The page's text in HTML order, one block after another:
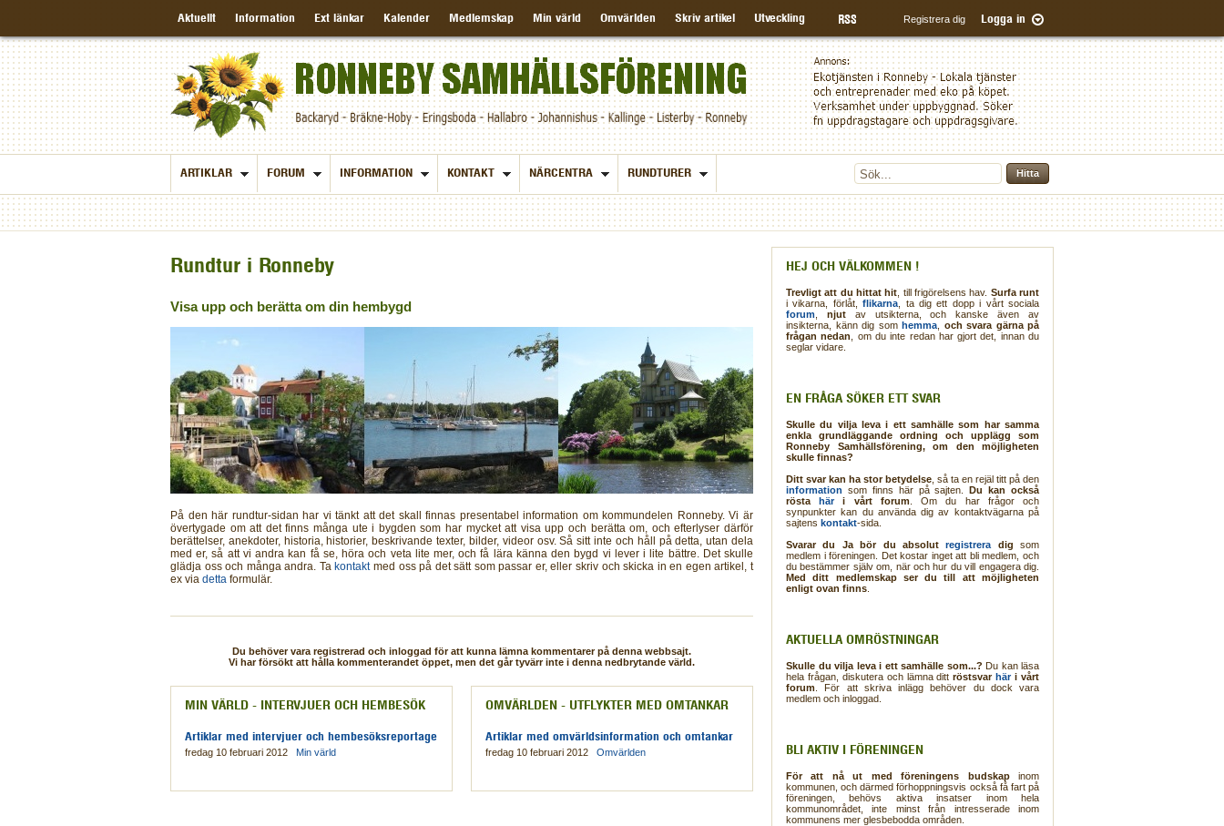
Aktuellt Information Ext länkar Kalender Medlemskap Min värld Omvärlden Skriv artikel Utveckling Registrera dig Logga in
ARTIKLAR FORUM INFORMATION KONTAKT NÄRCENTRA RUNDTURER
Rundtur i Ronneby
Visa upp och berätta om din hembygd
På den här rundtur-sidan har vi tänkt att det skall finnas presentabel information om kommundelen Ronneby. Vi är
övertygade om att det finns många ute i bygden som har mycket att visa upp och berätta om, och efterlyser därför
berättelser, anekdoter, historia, historier, beskrivande texter, bilder, videor osv. Så sitt inte och håll på detta, utan dela
med er, så att vi andra kan få se, höra och veta lite mer, och få lära känna den bygd vi lever i lite bättre. Det skulle
glädja oss och många andra. Ta kontaktmed oss på det sätt som passar er, eller skriv och skicka in en egen artikel, t
ex via detta formulär.
Du behöver vara registrerad och inloggad för att kunna lämna kommentarer på denna webbsajt.
Vi har försökt att hålla kommenterandet öppet, men det går tyvärr inte i denna nedbrytande värld.
MIN VÄRLD - INTERVJUER OCH HEMBESÖK
Artiklar med intervjuer och hembesöksreportage
fredag 10 februari 2012 Min värld
OMVÄRLDEN - UTFLYKTER MED OMTANKAR
Artiklar med omvärldsinformation och omtankar
fredag 10 februari 2012 Omvärlden
HEJ OCH VÄLKOMMEN !
Trevligt att du hittat hit , till frigörelsens hav. Surfa runt
i vikarna, förlåt,flikarna , ta dig ett dopp i vårt sociala
forum
njutav utsikterna, och kanske även av
insikterna, känn dig som hemma
och svara gärna på
frågan nedan
, om du inte redan har gjort det, innan du
seglar vidare.
EN FRÅGA SÖKER ETT SVAR
Skulle du vilja leva i ett samhälle som har samma
enkla grundläggande ordning och upplägg som
Ronneby Samhällsförening, om den möjligheten
skulle finnas?
Ditt svar kan ha stor betydelse , så ta en rejäl titt på den
information som finns här på sajten.Du kan också
röstahäri vårt forum. Om du har frågor och
synpunkter kan du använda dig av kontaktvägarna på
sajtens kontakt-sida.
Svarar du Ja bör du absolutregistrera dig som
medlem i föreningen. Det kostar inget att bli medlem, och
du bestämmer själv om, när och hur du vill engagera dig.
Med ditt medlemskap ser du till att möjligheten
enligt ovan finns
AKTUELLA OMRÖSTNINGAR
Skulle du vilja leva i ett samhälle som...? Du kan läsa
hela frågan, diskutera och lämna dittröstsvar här i vårt
forum . För att skriva inlägg behöver du dock vara
medlem och inloggad.
BLI AKTIV I FÖRENINGEN
För att nå ut med föreningens budskapinom
kommunen, och därmed förhoppningsvis också få fart på
föreningen, behövs aktiva insatser inom hela
kommunområdet, inte minst från intresserade inom
kommunens mer glesbebodda områden.